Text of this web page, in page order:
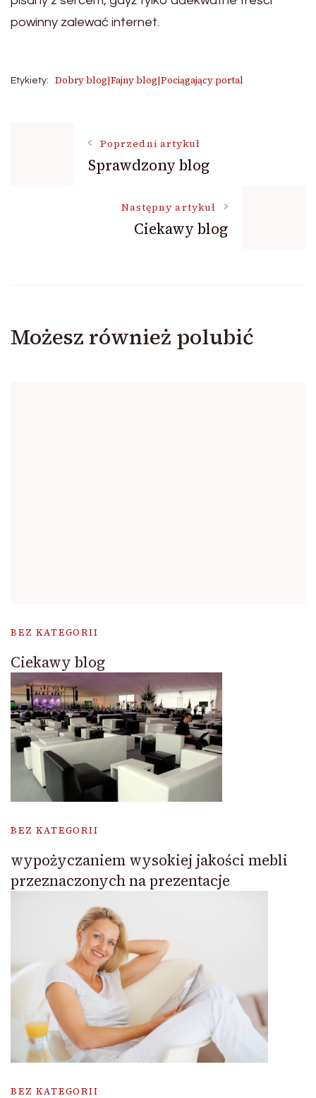
powinny zalewać internet.
Etykiety: Dobry blog|Fajny blog|Pociągający portal
NawigacjaPoprzedni artykuł
Sprawdzony blog
Następny artykuł
Ciekawy blog
Możesz również polubić
BEZ KATEGORII
Ciekawy blog
BEZ KATEGORII
wypożyczaniem wysokiej jakości mebli
przeznaczonych na prezentacje
BEZ KATEGORII